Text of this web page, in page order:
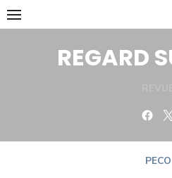
Skip
to
REGARD
PECO